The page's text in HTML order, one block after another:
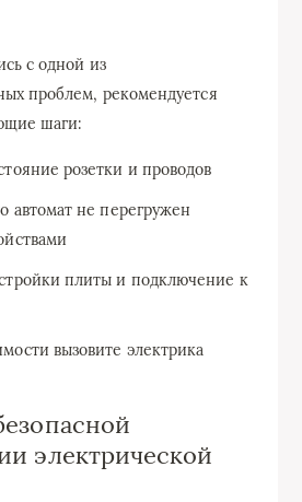
с одной из
проблем, рекомендуется
шаги:
розетки и проводов
автомат не перегружен
плиты и подключение к
вызовите электрика
электрической